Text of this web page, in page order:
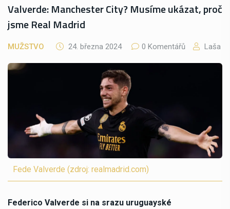
Valverde: Manchester City? Musíme ukázat, proč
jsme Real Madrid
MUŽSTVO 24. března 2024 0 Komentářů Laša
Fede Valverde (zdroj: realmadrid.com)
Federico Valverde si na srazu uruguayské